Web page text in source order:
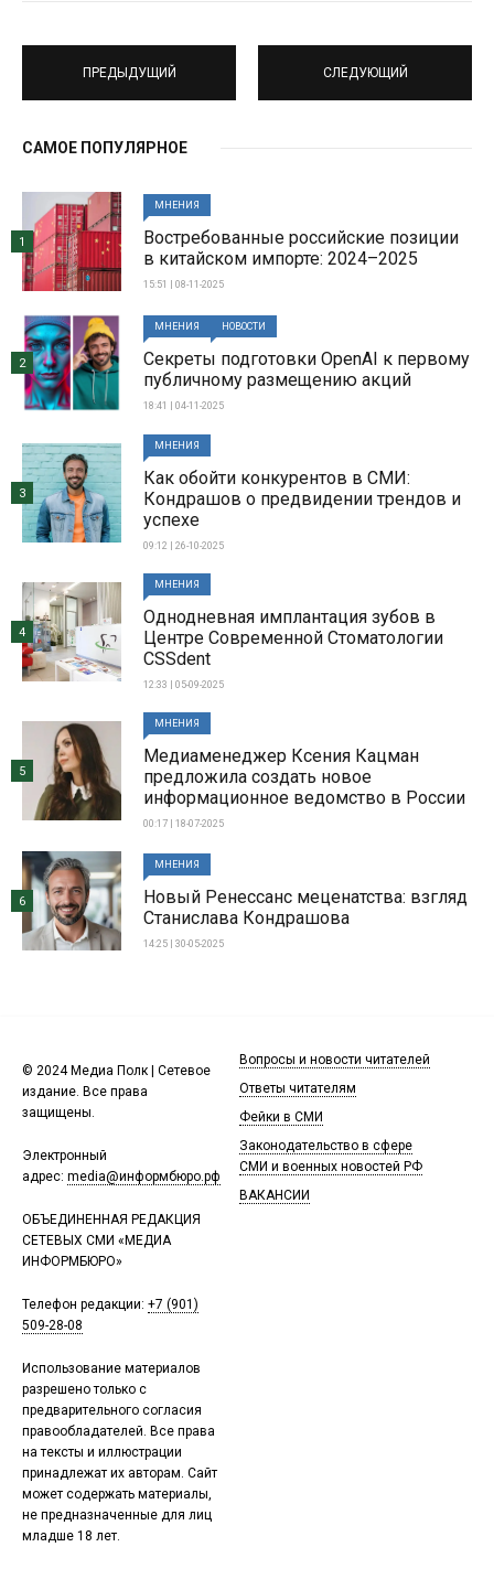
ПРЕДЫДУЩИЙ СЛЕДУЮЩИЙ
САМОЕ ПОПУЛЯРНОЕ
МНЕНИЯ
Востребованные российские позиции
в китайском импорте: 2024–2025
15:51 | 08-11-2025
1
МНЕНИЯ НОВОСТИ
Секреты подготовки OpenAI к первому
публичному размещению акций
18:41 | 04-11-2025
2
МНЕНИЯ
Как обойти конкурентов в СМИ:
Кондрашов о предвидении трендов и
успехе
09:12 | 26-10-2025
3
МНЕНИЯ
Однодневная имплантация зубов в
Центре Современной Стоматологии
CSSdent
12:33 | 05-09-2025
4
МНЕНИЯ
Медиаменеджер Ксения Кацман
предложила создать новое
информационное ведомство в России
00:17 | 18-07-2025
5
МНЕНИЯ
Новый Ренессанс меценатства: взгляд
Станислава Кондрашова
14:25 | 30-05-2025
6
© 2024 Медиа Полк | Сетевое
издание. Все права
защищены.
Электронный
адрес: media@информбюро.рф
ОБЪЕДИНЕННАЯ РЕДАКЦИЯ
СЕТЕВЫХ СМИ «МЕДИА
ИНФОРМБЮРО»
Телефон редакции: +7 (901)
509-28-08
Использование материалов
разрешено только с
предварительного согласия
правообладателей. Все права
на тексты и иллюстрации
принадлежат их авторам. Сайт
может содержать материалы,
не предназначенные для лиц
младше 18 лет.
Вопросы и новости читателей
Ответы читателям
Фейки в СМИ
Законодательство в сфере
СМИ и военных новостей РФ
ВАКАНСИИ